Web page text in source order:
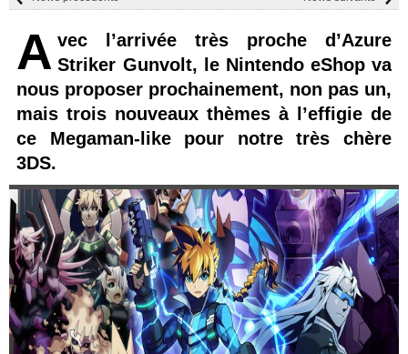
A vec l’arrivée très proche d’Azure
Striker Gunvolt, le Nintendo eShop va
nous proposer prochainement, non pas un,
mais trois nouveaux thèmes à l’effigie de
ce Megaman-like pour notre très chère
3DS.